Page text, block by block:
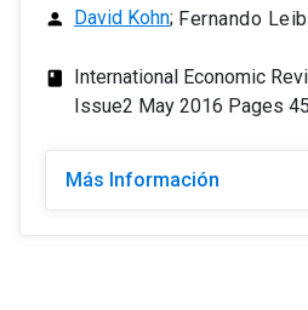
person David Kohn; Fernando
class
International Economic
Issue2 May 2016 Pages
Más Información